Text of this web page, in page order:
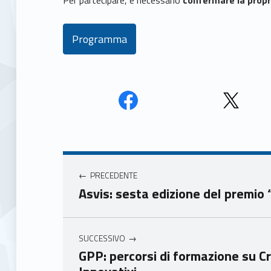
Programma
Unio
mer
e
Unio
e
Navigazione articoli
PRECEDENTE
Asvis: sesta edizione del premio
SUCCESSIVO
GPP: percorsi di formazione su